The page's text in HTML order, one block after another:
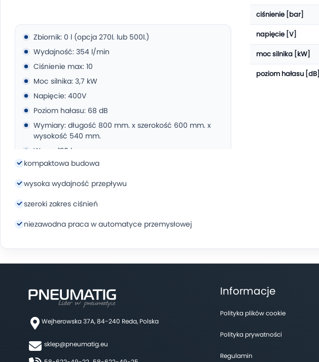
Zbiornik: 0 l (opcja 270l. lub 500l.)
Wydajność: 354 l/min
Ciśnienie max: 10
Moc silnika: 3,7 kW
Napięcie: 400V
Poziom hałasu: 68 dB
Wymiary: długość 800 mm. x szerokość 600 mm. x
wysokość 540 mm.
Waga: 120 kg
Dostępne opcje:
wersja w zabudowie wraz ze zbiornikiem sprężonego
wersja z wbudowanym osuszaczem CD z CPR. -40°C
powietrza
kompaktowa budowa
wysoka wydajność przepływu
szeroki zakres ciśnień
niezawodna praca w automatyce przemysłowej
ciśnienie [bar]
napięcie [V]
moc silnika [kW]
poziom hałasu [dB]
Wejherowska 37A, 84-240 Reda, Polska
sklep@pneumatig.eu
Informacje
Polityka plików cookie
Polityka prywatności
Regulamin